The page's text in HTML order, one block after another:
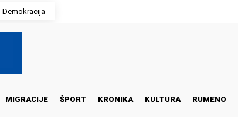
Demokracija
MIGRACIJE ŠPORT KRONIKA KULTURA RUMENO